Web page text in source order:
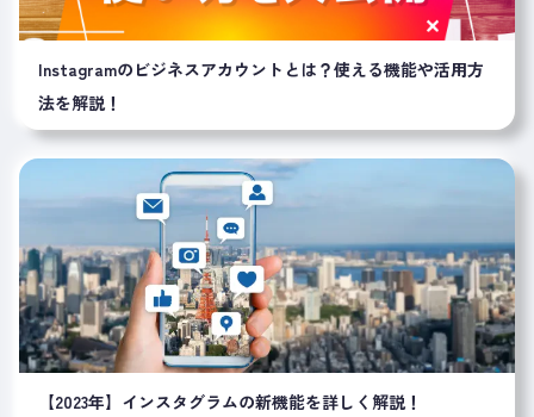
Instagramのビジネスアカウントとは？使える機能や活用方
法を解説！
【2023年】インスタグラムの新機能を詳しく解説！